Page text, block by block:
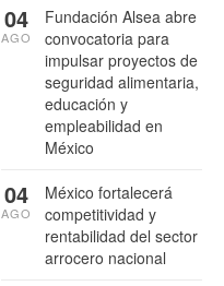
Fundación Alsea abre
convocatoria para
impulsar proyectos de
seguridad alimentaria,
educación y
empleabilidad en
México
04
AGO
México fortalecerá
competitividad y
rentabilidad del sector
arrocero nacional
04
AGO